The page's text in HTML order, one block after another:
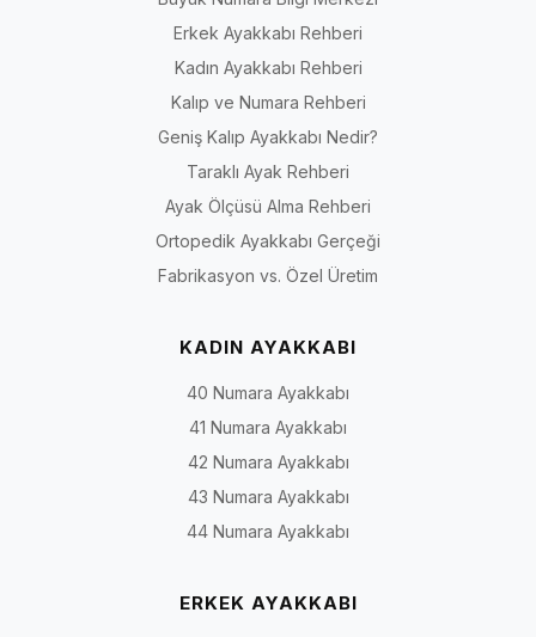
Erkek Ayakkabı Rehberi
Kadın Ayakkabı Rehberi
Kalıp ve Numara Rehberi
Geniş Kalıp Ayakkabı Nedir?
Taraklı Ayak Rehberi
Ayak Ölçüsü Alma Rehberi
Ortopedik Ayakkabı Gerçeği
Fabrikasyon vs. Özel Üretim
KADIN AYAKKABI
40 Numara Ayakkabı
41 Numara Ayakkabı
42 Numara Ayakkabı
43 Numara Ayakkabı
44 Numara Ayakkabı
ERKEK AYAKKABI